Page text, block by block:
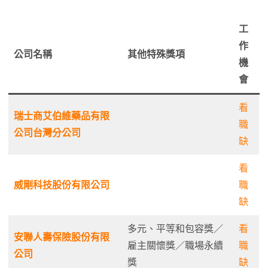
公司名稱 其他特殊獎項
工
作
機
會
瑞士商艾伯維藥品有限
公司台灣分公司
看
職
缺
威剛科技股份有限公司
看
職
缺
安聯人壽保險股份有限
公司
多元、平等和包容獎／
雇主關懷獎／職場永續
獎
看
職
缺